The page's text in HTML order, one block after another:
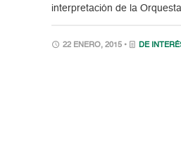
interpretación de la
22 ENERO, 2015 • DE